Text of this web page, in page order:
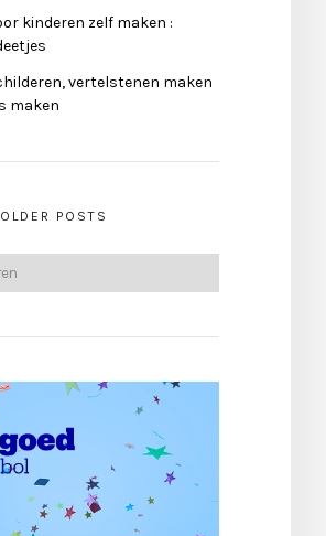
kinderen zelf maken :
vertelstenen maken
maken
OLDER POSTS